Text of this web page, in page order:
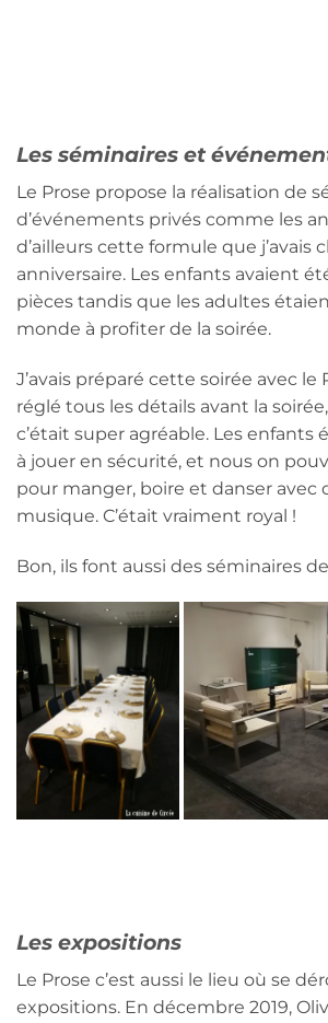
Les séminaires et
Le Prose propose la réalisation de
d’événements privés comme les
d’ailleurs cette formule que j’avais
anniversaire. Les enfants avaient
pièces tandis que les adultes
monde à profiter de la soirée.
J’avais préparé cette soirée avec le
réglé tous les détails avant la
c’était super agréable. Les enfants
à jouer en sécurité, et nous on
pour manger, boire et danser avec
musique. C’était vraiment royal !
Bon, ils font aussi des séminaires
Les expositions
Le Prose c’est aussi le lieu où se
expositions. En décembre 2019,